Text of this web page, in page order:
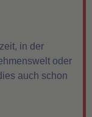
in der
oder
auch schon